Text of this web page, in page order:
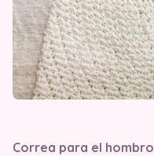
Correa para el hombro